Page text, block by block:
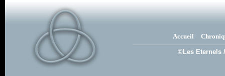
Accueil
©Les Eternels